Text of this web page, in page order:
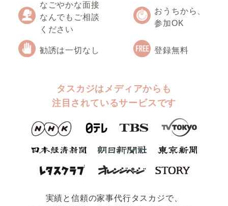
なごやかな面接
なんでもご相談
ください
おうちから、
参加OK
勧誘は一切なし 登録無料
タスカジはメディアからも
注目されているサービスです
実績と信頼の家事代⾏タスカジで、